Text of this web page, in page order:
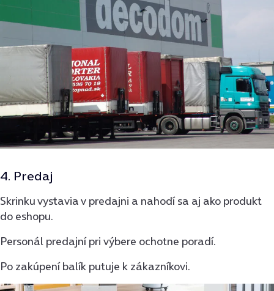
4. Predaj
Skrinku vystavia v predajni a nahodí sa aj ako produkt
do eshopu.
Personál predajní pri výbere ochotne poradí.
Po zakúpení balík putuje k zákazníkovi.